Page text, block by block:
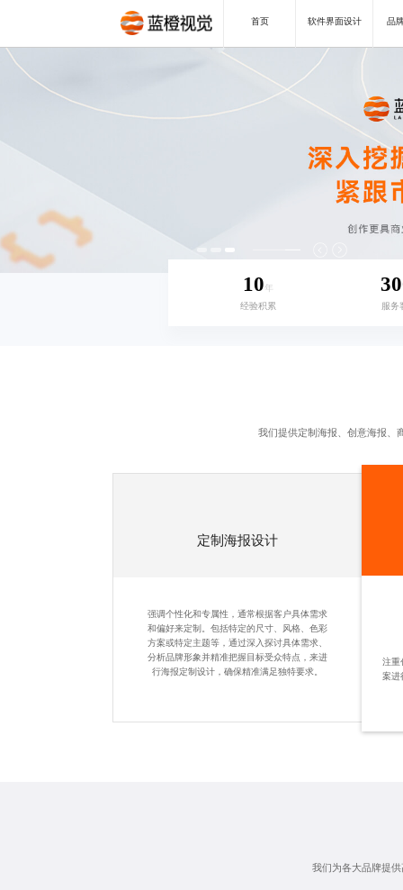
首页 软件界面设计 品
10年
经验积累
服务
我们提供定制海报、创意海报、
定制海报设计
强调个性化和专属性，通常根据客户具体需求
和偏好来定制。包括特定的尺寸、风格、色彩
方案或特定主题等，通过深入探讨具体需求、
分析品牌形象并精准把握目标受众特点，来进
行海报定制设计，确保精准满足独特要求。
注重
案进
我们为各大品牌提